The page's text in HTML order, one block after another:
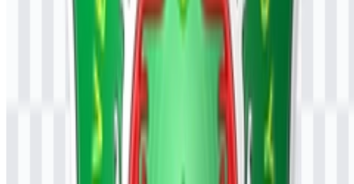
Versi SVG bermanfaat karena merupakan format Vector, yang
mendukung penskalaan yang rapi untuk tata letak, konsep papan
nama, dan aplikasi digital tanpa kehilangan kejernihan.